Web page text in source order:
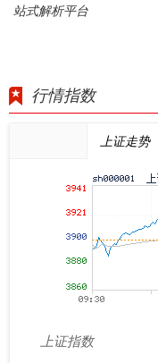
站式解析平台
行情指数
上证走势
上证指数